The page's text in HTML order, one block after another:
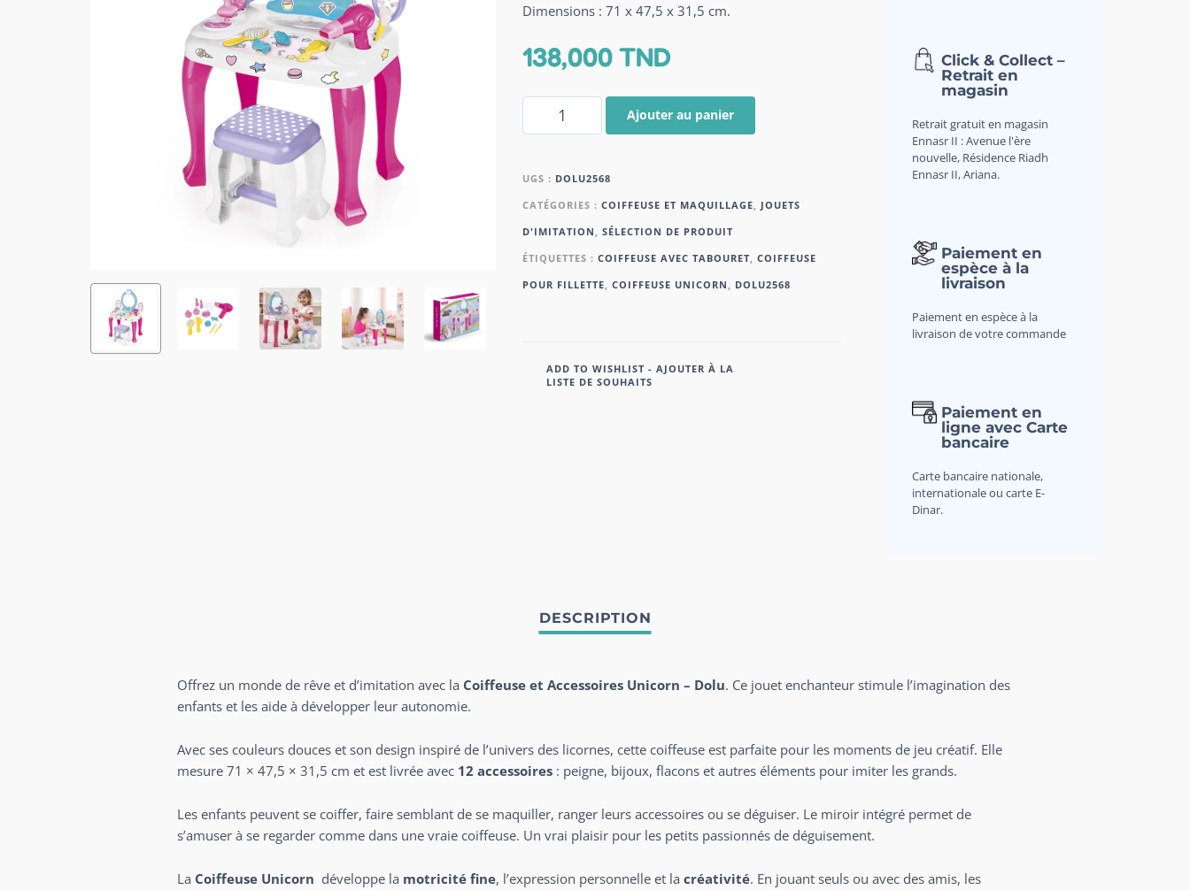
Dimensions : 71 x 47,5 x 31,5 cm.
138,000TND
Ajouter au panier
UGS : DOLU2568
CATÉGORIES : COIFFEUSE ET MAQUILLAGE, JOUETS
D'IMITATION , SÉLECTION DE PRODUIT
ÉTIQUETTES : COIFFEUSE AVEC TABOURET, COIFFEUSE
POUR FILLETTE, COIFFEUSE UNICORN , DOLU2568
ADD TO WISHLIST - AJOUTER À LA
LISTE DE SOUHAITS
Click & Collect –
Retrait en
magasin
Retrait gratuit en magasin
Ennasr II : Avenue l'ère
nouvelle, Résidence Riadh
Ennasr II, Ariana.
Paiement en
espèce à la
livraison
Paiement en espèce à la
livraison de votre commande
Paiement en
ligne avec Carte
bancaire
Carte bancaire nationale,
internationale ou carte E-
Dinar.
Offrez un monde de rêve et d’imitation avec la Coiffeuse et Accessoires Unicorn – Dolu. Ce jouet enchanteur stimule l’imagination des
enfants et les aide à développer leur autonomie.
Avec ses couleurs douces et son design inspiré de l’univers des licornes, cette coiffeuse est parfaite pour les moments de jeu créatif. Elle
mesure 71 × 47,5 × 31,5 cm et est livrée avec 12 accessoires: peigne, bijoux, flacons et autres éléments pour imiter les grands.
Les enfants peuvent se coiffer, faire semblant de se maquiller, ranger leurs accessoires ou se déguiser. Le miroir intégré permet de
s’amuser à se regarder comme dans une vraie coiffeuse. Un vrai plaisir pour les petits passionnés de déguisement.
La Coiffeuse Unicorn développe la motricité fine, l’expression personnelle et la créativité. En jouant seuls ou avec des amis, les